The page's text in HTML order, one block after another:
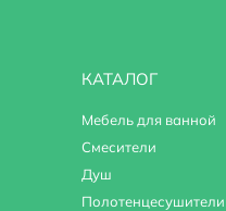
КАТАЛОГ
Мебель для ванной
Смесители
Душ
Полотенцесушители